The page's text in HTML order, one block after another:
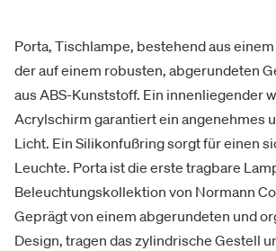
Porta, Tischlampe, bestehend aus
der auf einem robusten, abgerundeten
aus ABS-Kunststoff. Ein innenliegender
Acrylschirm garantiert ein angenehmes
Licht. Ein Silikonfußring sorgt für einen
Leuchte. Porta ist die erste tragbare
Beleuchtungskollektion von Normann
Geprägt von einem abgerundeten und
Design, tragen das zylindrische Gestell